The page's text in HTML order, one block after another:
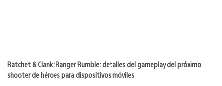
Ratchet & Clank: Ranger Rumble: detalles del gameplay del próximo
shooter de héroes para dispositivos móviles